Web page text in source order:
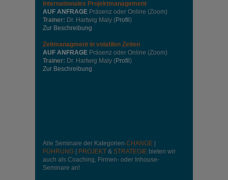
Internationales Projektmanagement
AUF ANFRAGE Präsenz oder Online (Zoom)
Trainer: Dr. Hartwig Maly (Profil )
Zur Beschreibung
Zeitmanagment in volatilen Zeiten
AUF ANFRAGE Präsenz oder Online (Zoom)
Trainer: Dr. Hartwig Maly (Profil )
Zur Beschreibung
Alle Seminare der Kategorien CHANGE
FÜHRUNG
PROJEKT & STRATEGIE bieten wir
auch als Coaching, Firmen- oder Inhouse-
Seminare an!